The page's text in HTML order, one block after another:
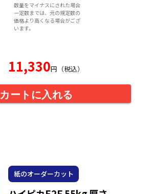
数量をマイナスにされた場合
一定数までは、元の規定数の
価格より高くなる場合がござ
います。
11,330円（税込）
カートに入れる
紙のオーダーカット